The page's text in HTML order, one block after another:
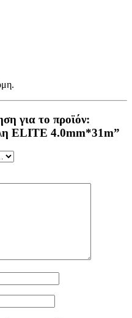
για το προϊόν:
ELITE 4.0mm*31m”